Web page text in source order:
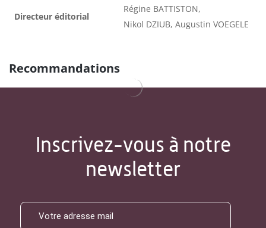
Directeur éditorial
Régine BATTISTON,
Nikol DZIUB, Augustin VOEGELE
Recommandations
Inscrivez-vous à notre
newsletter